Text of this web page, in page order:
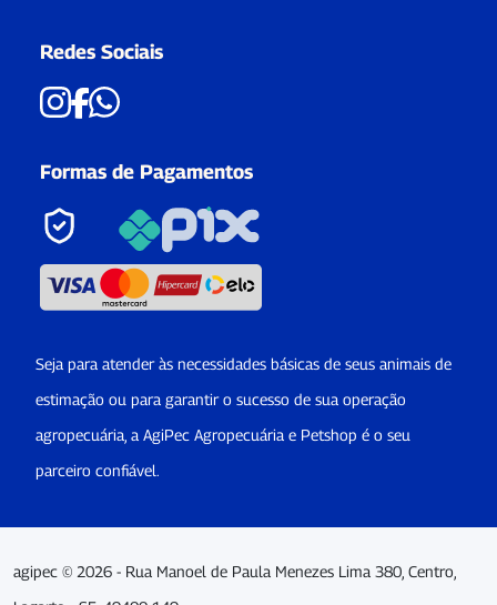
Redes Sociais
Formas de Pagamentos
Seja para atender às necessidades básicas de seus animais de
estimação ou para garantir o sucesso de sua operação
agropecuária, a AgiPec Agropecuária e Petshop é o seu
parceiro confiável.
agipec © 2026 - Rua Manoel de Paula Menezes Lima 380, Centro,